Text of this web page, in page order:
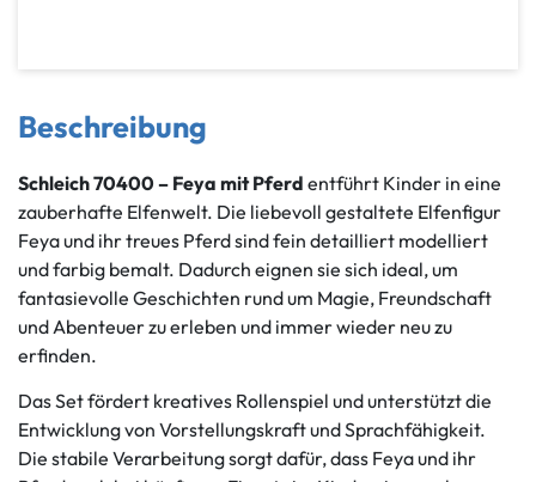
Beschreibung
Schleich 70400 – Feya mit Pferd entführt Kinder in eine
zauberhafte Elfenwelt. Die liebevoll gestaltete Elfenfigur
Feya und ihr treues Pferd sind fein detailliert modelliert
und farbig bemalt. Dadurch eignen sie sich ideal, um
fantasievolle Geschichten rund um Magie, Freundschaft
und Abenteuer zu erleben und immer wieder neu zu
erfinden.
Das Set fördert kreatives Rollenspiel und unterstützt die
Entwicklung von Vorstellungskraft und Sprachfähigkeit.
Die stabile Verarbeitung sorgt dafür, dass Feya und ihr